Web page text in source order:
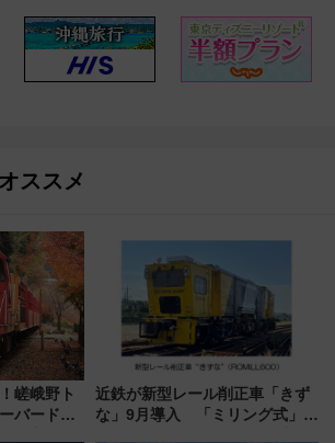
ススメ
嵯峨野ト
バードレ
近鉄が新型レール削正車「きず
な」9月導入 「ミリング式」採